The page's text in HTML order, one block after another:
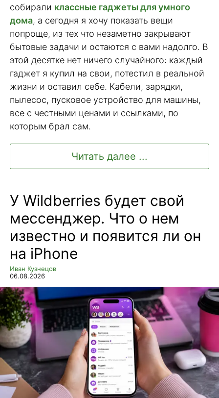
собирали классные гаджеты для умного
дома, а сегодня я хочу показать вещи
попроще, из тех что незаметно закрывают
бытовые задачи и остаются с вами надолго. В
этой десятке нет ничего случайного: каждый
гаджет я купил на свои, потестил в реальной
жизни и оставил себе. Кабели, зарядки,
пылесос, пусковое устройство для машины,
все с честными ценами и ссылками, по
которым брал сам.
Читать далее ...
У Wildberries будет свой
мессенджер. Что о нем
известно и появится ли он
на iPhone
Иван Кузнецов
06.08.2026